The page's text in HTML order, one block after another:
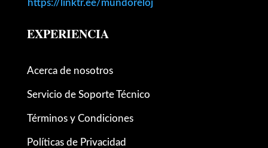
https://linktr.ee/mundoreloj
EXPERIENCIA
Acerca de nosotros
Servicio de Soporte Técnico
Términos y Condiciones
Políticas de Privacidad